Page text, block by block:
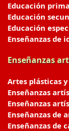
Educación
Educación
Educación
Enseñanzas de
Enseñanzas
Artes plásticas y
Enseñanzas
Enseñanzas
Enseñanzas de
Enseñanzas de